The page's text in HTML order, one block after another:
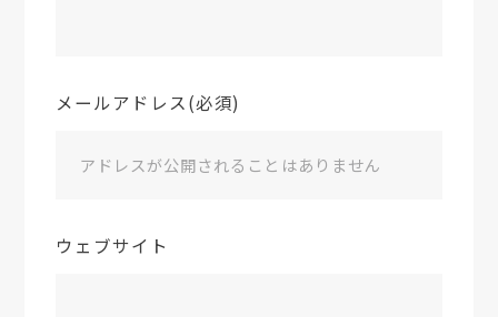
メールアドレス(必須)
ウェブサイト